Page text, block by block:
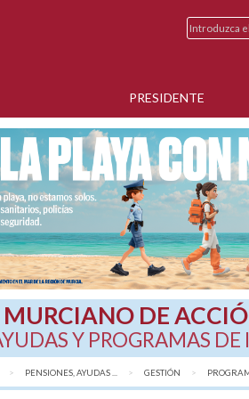
PRESIDENTE
DE
Y PROGRAMAS
PENSIONES, AYUDAS ... GESTIÓN